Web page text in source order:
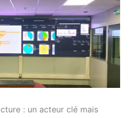
: un acteur clé mais